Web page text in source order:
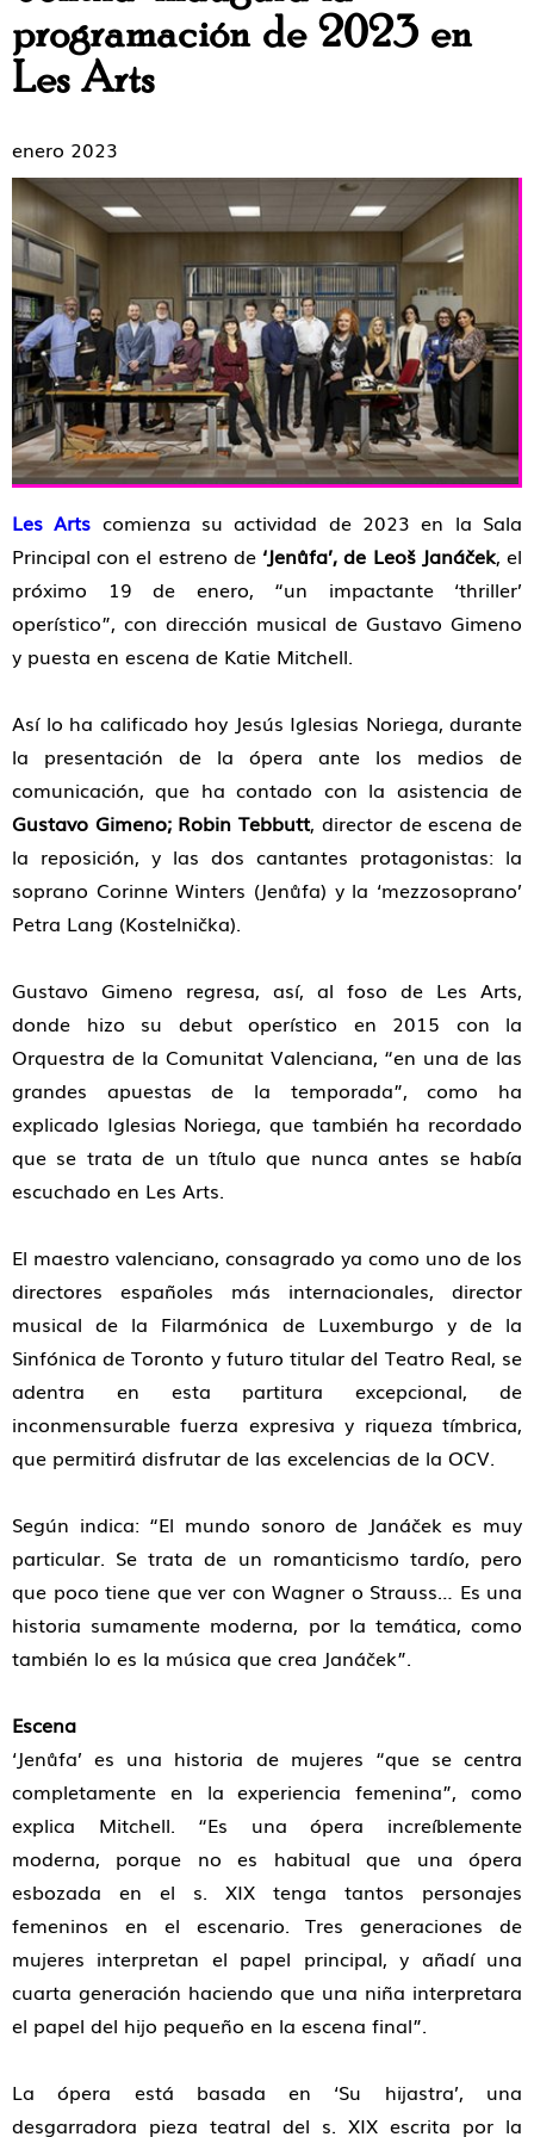
programación de 2023 en
Les Arts
enero 2023
Les Arts comienza su actividad de 2023 en la Sala
Principal con el estreno de ‘Jenůfa’, de Leoš Janáček, el
próximo 19 de enero, “un impactante ‘thriller’
operístico”, con dirección musical de Gustavo Gimeno
y puesta en escena de Katie Mitchell.
Así lo ha calificado hoy Jesús Iglesias Noriega, durante
la presentación de la ópera ante los medios de
comunicación, que ha contado con la asistencia de
Gustavo Gimeno; Robin Tebbutt, director de escena de
la reposición, y las dos cantantes protagonistas: la
soprano Corinne Winters (Jenůfa) y la ‘mezzosoprano’
Petra Lang (Kostelnička).
Gustavo Gimeno regresa, así, al foso de Les Arts,
donde hizo su debut operístico en 2015 con la
Orquestra de la Comunitat Valenciana, “en una de las
grandes apuestas de la temporada”, como ha
explicado Iglesias Noriega, que también ha recordado
que se trata de un título que nunca antes se había
escuchado en Les Arts.
El maestro valenciano, consagrado ya como uno de los
directores españoles más internacionales, director
musical de la Filarmónica de Luxemburgo y de la
Sinfónica de Toronto y futuro titular del Teatro Real, se
adentra en esta partitura excepcional, de
inconmensurable fuerza expresiva y riqueza tímbrica,
que permitirá disfrutar de las excelencias de la OCV.
Según indica: “El mundo sonoro de Janáček es muy
particular. Se trata de un romanticismo tardío, pero
que poco tiene que ver con Wagner o Strauss… Es una
historia sumamente moderna, por la temática, como
también lo es la música que crea Janáček”.
Escena
‘Jenůfa’ es una historia de mujeres “que se centra
completamente en la experiencia femenina”, como
explica Mitchell. “Es una ópera increíblemente
moderna, porque no es habitual que una ópera
esbozada en el s. XIX tenga tantos personajes
femeninos en el escenario. Tres generaciones de
mujeres interpretan el papel principal, y añadí una
cuarta generación haciendo que una niña interpretara
el papel del hijo pequeño en la escena final”.
La ópera está basada en ‘Su hijastra’, una
desgarradora pieza teatral del s. XIX escrita por la